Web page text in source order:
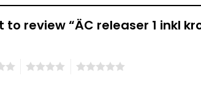
to review “ÄC releaser 1 inkl